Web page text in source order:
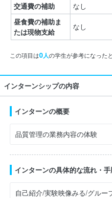
交通費の補助
なし
昼食費の補助ま
たは現物支給
なし
この項目は0人の学生が参考になった
インターンシップの内容
インターンの概要
品質管理の業務内容の体験
インターンの具体的な流れ・
自己紹介/実験映像みる/グルー